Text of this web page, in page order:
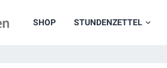
SHOP STUNDENZETTEL